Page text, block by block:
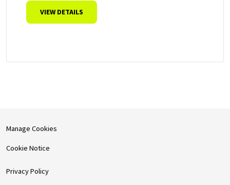
VIEW DETAILS
Manage Cookies
Cookie Notice
Privacy Policy